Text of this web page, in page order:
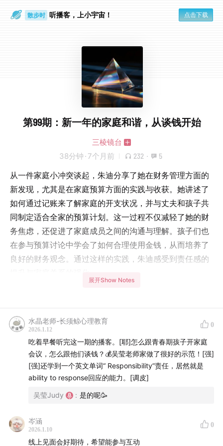
散步时 听播客，上小宇宙！ 点击下载
第99期：新一年的家庭和谐，从谈钱开始
三棱镜台
38分钟 · 7个月前 232 · 5
从一件家庭小冲突谈起，朱迪分享了她在财务管理方面的
新发现，尤其是在家庭预算方面的实践与收获。她讲述了
如何通过记账来了解家庭的开支状况，并与丈夫和孩子共
同制定适合全家的预算计划。这一过程不仅减轻了她的财
务焦虑，还促进了家庭成员之间的沟通与理解。孩子们也
在参与预算讨论中学会了如何合理使用金钱，从而培养了
良好的财务观念。通过这样的实践，朱迪感受到责任感的
00:04:19:与孩子的金钱对话：了解孩子的需求和理财能力
00:06:24:家庭预算的变化与成长：让孩子了解金钱的价值
与珍惜
00:09:33:培养孩子金钱观念：家庭预算会的有效方法与沟
00:12:45:承担责任：在金钱管理中的话语权和行动力
00:15:56:建立家庭预算，共同规划未来——财务视角下的
展开Show Notes
水晶老师-长须鲸心理教育
2026.1.12
0
吃着早餐听完这一期的播客。[耶]怎么跟青春期孩子开家庭
会议，怎么跟他们谈钱？💰吴莹老师家做了很好的示范！[强]
[强]还学到一个英文单词“ Responsibility”责任，居然就是
ability to response回应的能力。[调皮]
吴莹Judy : 是的呢🥳
岑涵
2026.1.10
0
线上见面会好期待，希望能参与互动